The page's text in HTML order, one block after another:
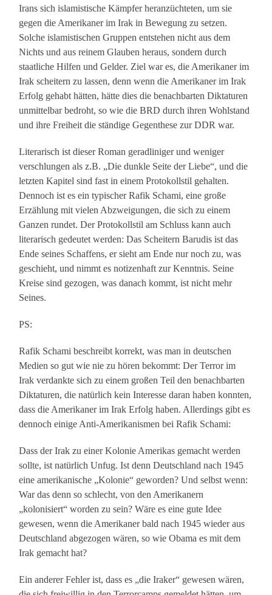
Irans sich islamistische Kämpfer heranzüchteten, um sie
gegen die Amerikaner im Irak in Bewegung zu setzen.
Solche islamistischen Gruppen entstehen nicht aus dem
Nichts und aus reinem Glauben heraus, sondern durch
staatliche Hilfen und Gelder. Ziel war es, die Amerikaner im
Irak scheitern zu lassen, denn wenn die Amerikaner im Irak
Erfolg gehabt hätten, hätte dies die benachbarten Diktaturen
unmittelbar bedroht, so wie die BRD durch ihren Wohlstand
und ihre Freiheit die ständige Gegenthese zur DDR war.
Literarisch ist dieser Roman geradliniger und weniger
verschlungen als z.B. „Die dunkle Seite der Liebe“, und die
letzten Kapitel sind fast in einem Protokollstil gehalten.
Dennoch ist es ein typischer Rafik Schami, eine große
Erzählung mit vielen Abzweigungen, die sich zu einem
Ganzen rundet. Der Protokollstil am Schluss kann auch
literarisch gedeutet werden: Das Scheitern Barudis ist das
Ende seines Schaffens, er sieht am Ende nur noch zu, was
geschieht, und nimmt es notizenhaft zur Kenntnis. Seine
Kreise sind gezogen, was danach kommt, ist nicht mehr
Seines.
PS:
Rafik Schami beschreibt korrekt, was man in deutschen
Medien so gut wie nie zu hören bekommt: Der Terror im
Irak verdankte sich zu einem großen Teil den benachbarten
Diktaturen, die natürlich kein Interesse daran haben konnten,
dass die Amerikaner im Irak Erfolg haben. Allerdings gibt es
dennoch einige Anti-Amerikanismen bei Rafik Schami:
Dass der Irak zu einer Kolonie Amerikas gemacht werden
sollte, ist natürlich Unfug. Ist denn Deutschland nach 1945
eine amerikanische „Kolonie“ geworden? Und selbst wenn:
War das denn so schlecht, von den Amerikanern
„kolonisiert“ worden zu sein? Wäre es eine gute Idee
gewesen, wenn die Amerikaner bald nach 1945 wieder aus
Deutschland abgezogen wären, so wie Obama es mit dem
Irak gemacht hat?
Ein anderer Fehler ist, dass es „die Iraker“ gewesen wären,